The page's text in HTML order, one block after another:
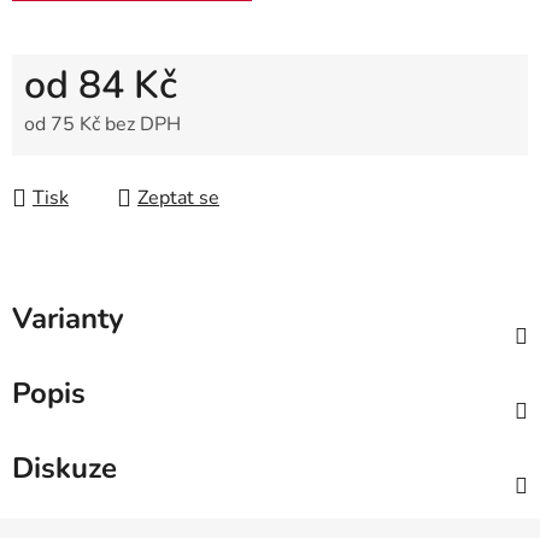
od 84 Kč
od 75 Kč bez DPH
Tisk
Zeptat se
Varianty
Popis
Diskuze